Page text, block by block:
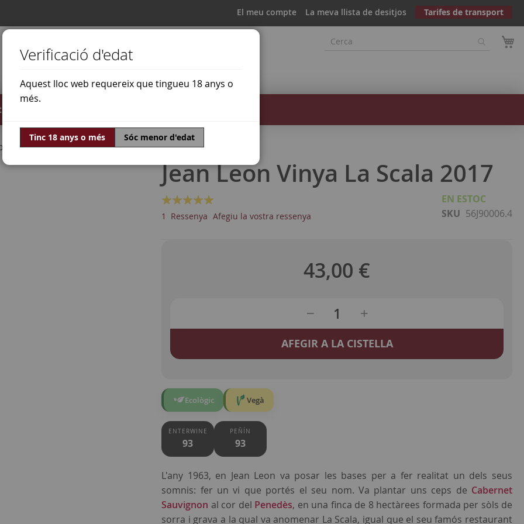
El meu compte La meva llista de desitjos Tarifes de transport
Sauvignon
Jean Leon Vinya La Scala 2017
Valoració:
100
% of100
1 Ressenya Afegiu la vostra ressenya
EN ESTOC
SKU 56J90006.4
43,00 €
AFEGIR A LA CISTELLA
Ecològic Vegà
ENTERWINE
93
PEÑÍN
93
L'any 1963, en Jean Leon va posar les bases per a fer realitat un dels seus
somnis: fer un vi que portés el seu nom. Va plantar uns ceps de Cabernet
Sauvignon al cor del Penedès, en una finca de 8 hectàrees formada per sòls de
sorra i grava a la qual va anomenar La Scala, igual que el seu famós restaurant
Verificació d'edat
Aquest lloc web requereix que tingueu 18 anys o
més.
Tinc 18 anys o més Sóc menor d'edat